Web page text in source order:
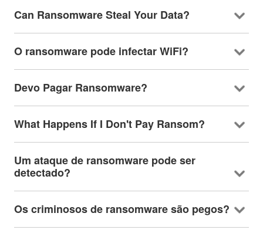
Can Ransomware Steal Your Data?
O ransomware pode infectar WiFi?
Devo Pagar Ransomware?
What Happens If I Don't Pay Ransom?
Um ataque de ransomware pode ser
detectado?
Os criminosos de ransomware são pegos?